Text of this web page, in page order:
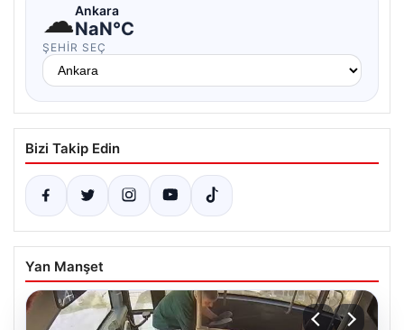
☁Ankara
NaN°C
ŞEHIR SEÇ
Bizi Takip Edin
Yan Manşet